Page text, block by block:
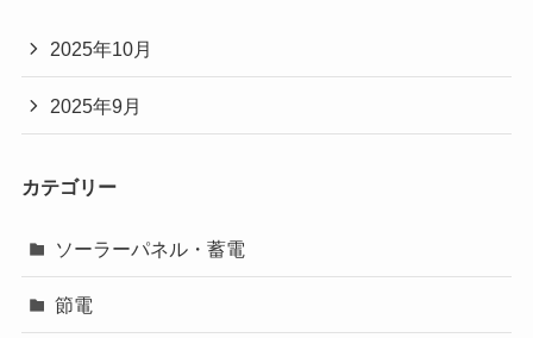
2025年10月
2025年9月
カテゴリー
ソーラーパネル・蓄電
節電